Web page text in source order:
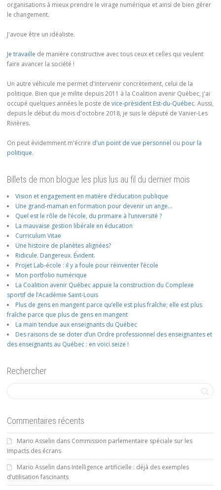
organisations à mieux prendre le virage numérique et ainsi de bien gérer
le changement.
J'avoue être un idéaliste.
Je travaille de manière constructive avec tous ceux et celles qui veulent
faire avancer la société !
Un autre véhicule me permet d'intervenir concrètement, celui de la
politique. Bien que je milite depuis 2011 à la Coalition avenir Québec, j'ai
occupé quelques années le poste de vice-président Est-du-Québec. Aussi,
depuis le début du mois d'octobre 2018, je suis le député de Vanier-Les
Rivières.
On peut évidemment m'écrire d'un point de vue personnel ou pour la
politique.
Billets de mon blogue les plus lus au fil du dernier mois
Vision et engagement en matière d’éducation publique
Une grand-maman en formation pour devenir un ange…
Quel est le rôle de l’école, du primaire à l’université ?
La mauvaise gestion libérale en éducation
Curriculum Vitae
Une histoire de planètes alignées?
Ridicule. Dangereux. Évident.
Projet Lab-école : il y a foule pour réinventer l’école
Mon portfolio numérique
La Coalition avenir Québec appuie la construction du Complexe
sportif de l’Académie Saint-Louis
Plus de gens en mangent parce qu’elle est plus fraîche; elle est plus
fraîche parce que plus de gens en mangent
La main tendue aux enseignants du Québec
Des raisons de se doter d’un Ordre professionnel des enseignantes et
des enseignants au Québec : en voici seize !
Rechercher
Commentaires récents
Mario Asselin dans Commission parlementaire spéciale sur les
impacts des écrans
Mario Asselin dans Intelligence artificielle : déjà des exemples
d’utilisation fascinants